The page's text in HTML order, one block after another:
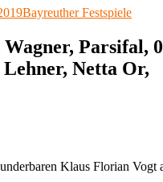
Kategorien
Bayreuther Festspiele
Parsifal,
Netta Or,
Klaus Florian Vogt